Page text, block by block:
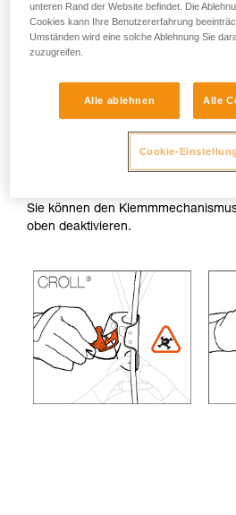
2. Handgriffe zum
Seilklemmen
Es ist wichtig, dass Sie die
Seilklemmen nicht vollständig öffnen.
Sie können den
oben deaktivieren.
unteren Rand der Website befindet. Die
Cookies kann Ihre Benutzererfahrung
Umständen wird eine solche Ablehnung Sie
zuzugreifen.
Alle ablehnen Alle
Cookie-